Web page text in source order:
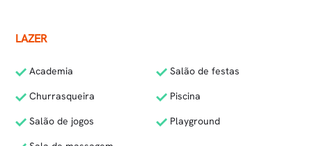
LAZER
Academia
Salão de festas
Churrasqueira
Piscina
Salão de jogos
Playground